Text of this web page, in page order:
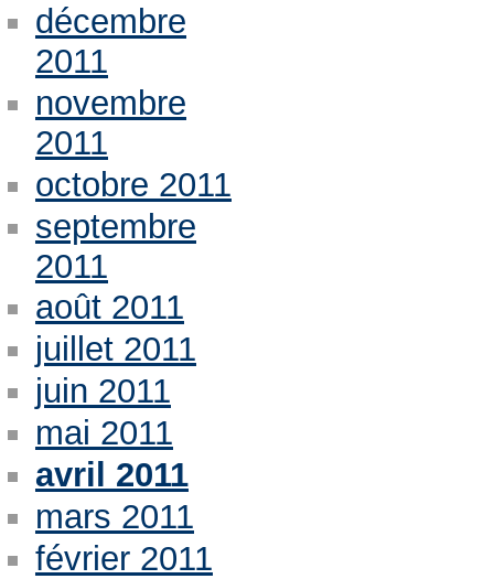
décembre
2011
novembre
2011
octobre 2011
septembre
2011
août 2011
juillet 2011
juin 2011
mai 2011
avril 2011
mars 2011
février 2011